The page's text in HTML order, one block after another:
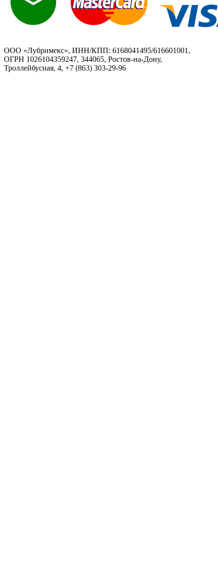
ООО «Лубримекс», ИНН/КПП: 6168041495/616601001,
ОГРН 1026104359247, 344065, Ростов-на-Дону,
Троллейбусная, 4, +7 (863) 303-29-96